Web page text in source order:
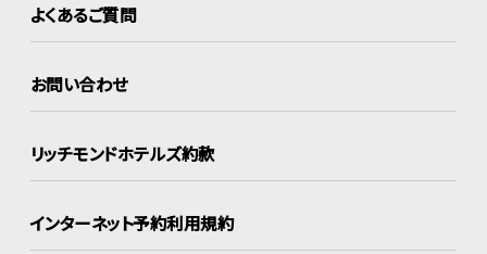
よくあるご質問
お問い合わせ
リッチモンドホテルズ約款
インターネット予約利用規約